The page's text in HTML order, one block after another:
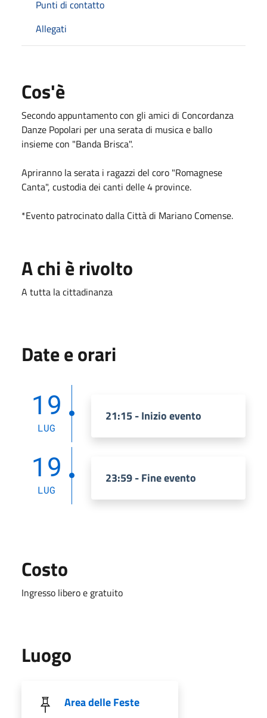
Punti di contatto
Allegati
Cos'è
Secondo appuntamento con gli amici di Concordanza
Danze Popolari per una serata di musica e ballo
insieme con "Banda Brisca".
Apriranno la serata i ragazzi del coro "Romagnese
Canta", custodia dei canti delle 4 province.
*Evento patrocinato dalla Città di Mariano Comense.
A chi è rivolto
A tutta la cittadinanza
Date e orari
19
LUG
21:15 - Inizio evento
19
LUG
23:59 - Fine evento
Costo
Ingresso libero e gratuito
Luogo
Area delle Feste